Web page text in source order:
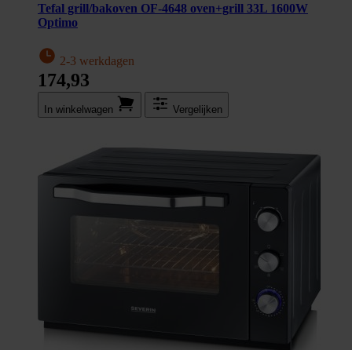
Tefal grill/bakoven OF-4648 oven+grill 33L 1600W
Optimo
2-3 werkdagen
174,93
In winkel­wagen Vergelijken